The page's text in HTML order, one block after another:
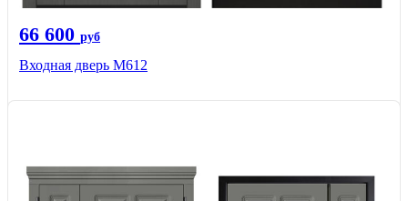
66 600 руб
Входная дверь М612